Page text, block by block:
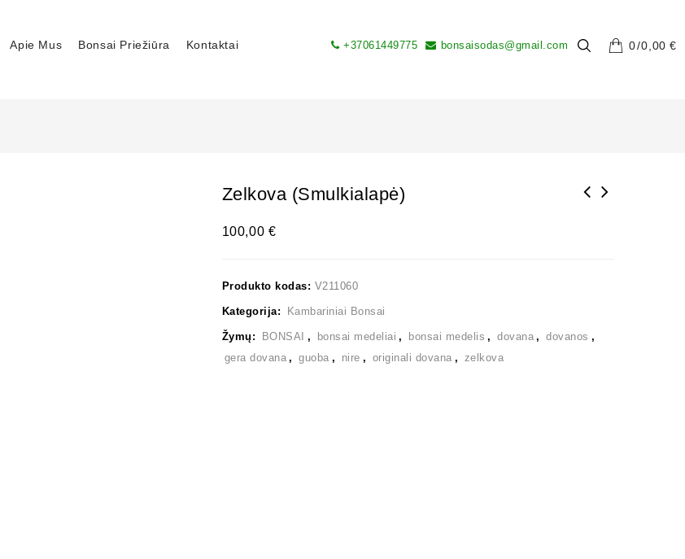
Apie Mus Bonsai Priežiūra Kontaktai 0 0,00€
+37061449775 bonsaisodas@gmail.com
Zelkova (smulkialapė)
100,00 €
Produkto kodas: V211060
Kategorija: Kambariniai Bonsai
Žymų: BONSAI , bonsai medeliai , bonsai medelis , dovana , dovanos ,
gera dovana , guoba , nire , originali dovana , zelkova